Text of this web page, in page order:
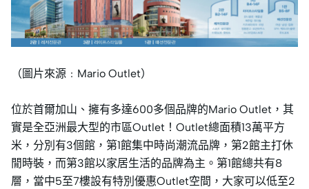
（圖片來源﹕Mario Outlet）
位於首爾加山、擁有多達600多個品牌的Mario Outlet，其
實是全亞洲最大型的市區Outlet！Outlet總面積13萬平方
米，分別有3個館，第1館集中時尚潮流品牌，第2館主打休
閒時裝，而第3館以家居生活的品牌為主。第1館總共有8
層，當中5至7樓設有特別優惠Outlet空間，大家可以低至2